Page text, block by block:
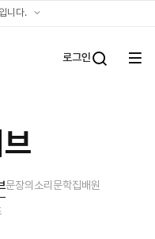
니다. 공식
로그인
전체
문장의소리 문학집배원